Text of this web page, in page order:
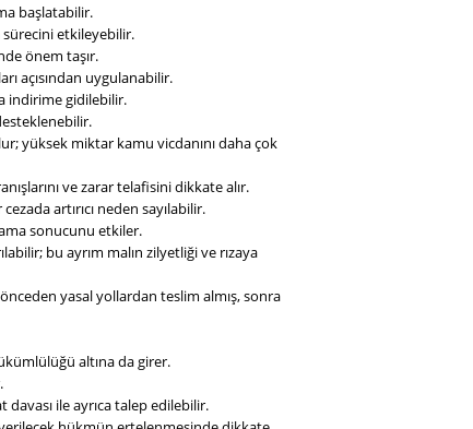
başlatabilir.
etkileyebilir.
önem taşır.
açısından uygulanabilir.
indirime gidilebilir.
yüksek miktar kamu vicdanını daha çok
ve zarar telafisini dikkate alır.
artırıcı neden sayılabilir.
sonucunu etkiler.
bu ayrım malın zilyetliği ve rızaya
yasal yollardan teslim almış, sonra
altına da girer.
ile ayrıca talep edilebilir.